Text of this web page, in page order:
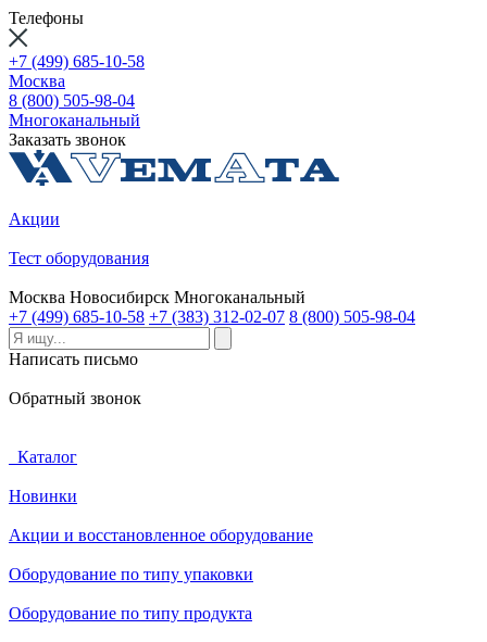
Телефоны
+7 (499) 685-10-58
Москва
8 (800) 505-98-04
Многоканальный
Заказать звонок
Акции
Тест оборудования
Москва Новосибирск Многоканальный
+7 (499) 685-10-58 +7 (383) 312-02-07 8 (800) 505-98-04
Написать письмо
Обратный звонок
Каталог
Новинки
Акции и восстановленное оборудование
Оборудование по типу упаковки
Оборудование по типу продукта